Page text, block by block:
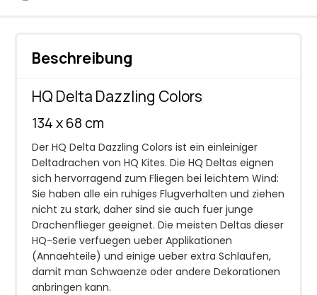
Beschreibung
HQ Delta Dazzling Colors
134 x 68 cm
Der HQ Delta Dazzling Colors ist ein einleiniger
Deltadrachen von HQ Kites. Die HQ Deltas eignen
sich hervorragend zum Fliegen bei leichtem Wind:
Sie haben alle ein ruhiges Flugverhalten und ziehen
nicht zu stark, daher sind sie auch fuer junge
Drachenflieger geeignet. Die meisten Deltas dieser
HQ-Serie verfuegen ueber Applikationen
(Annaehteile) und einige ueber extra Schlaufen,
damit man Schwaenze oder andere Dekorationen
anbringen kann.